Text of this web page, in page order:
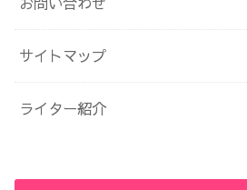
サイトマップ
ライター紹介